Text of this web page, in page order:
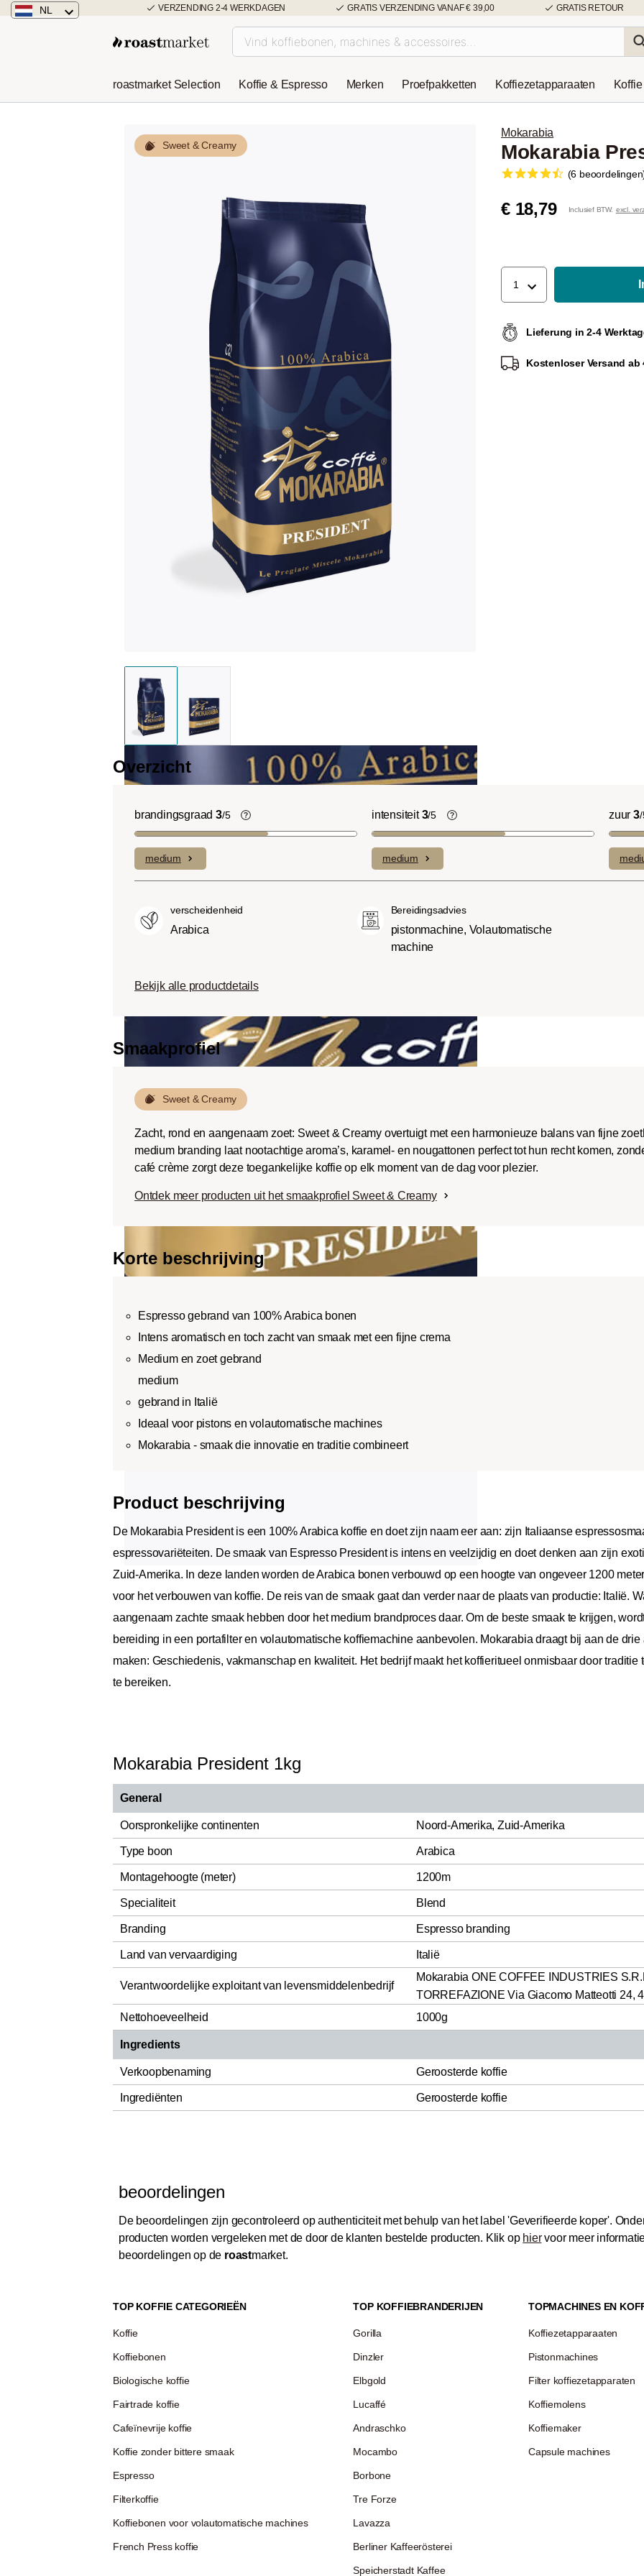
VERZENDING 2-4 WERKDAGEN GRATIS VERZENDING VANAF € 39,00 GRATIS RETOUR
NL
Österreich
roastmarket Selection Koffie & Espresso Merken Proefpakketten Koffiezetapparaaten
Sweet & Creamy
Mokarabia
Mokarabia
(6
€ 18,79 Inclusief BTW. excl.
1
Lieferung in 2-4
Kostenloser Versand
Overzicht
brandingsgraad 3/5
Light roast (licht Cinnamon Roast):
Uitgesproken fruitige smaken en
complexe zuren domineren met een
Medium roast (American of City
Iets zoeter en minder zuur dan
light roasts, met een evenwichtige
Chocoladezoete body met uitgesproken
een lage zuurgraad.
medium
intensiteit3/5
De individuele smaken van de
bonen bepalen de intensiteit van een
variëteit, die licht en delicaat (1) of
smaken.
medium
zuur 3/
verscheidenheid
Arabica
Bereidingsadvies
pistonmachine, Volautomatische
machine
Bekijk alle productdetails
Smaakprofiel
Sweet & Creamy
Zacht, rond en aangenaam zoet: Sweet & Creamy overtuigt met een harmonieuze balans van fijne
medium branding laat nootachtige aroma’s, karamel- en nougattonen perfect tot hun recht komen,
café crème zorgt deze toegankelijke koffie op elk moment van de dag voor plezier.
Ontdek meer producten uit het smaakprofiel Sweet & Creamy
Korte beschrijving
Espresso gebrand van 100% Arabica bonen
Intens aromatisch en toch zacht van smaak met een fijne crema
Medium en zoet gebrand
medium
gebrand in Italië
Ideaal voor pistons en volautomatische machines
Mokarabia - smaak die innovatie en traditie combineert
Product beschrijving
De Mokarabia President is een 100% Arabica koffie en doet zijn naam eer aan: zijn Italiaanse
espressovariëteiten. De smaak van Espresso President is intens en veelzijdig en doet denken aan zijn
Zuid-Amerika. In deze landen worden de Arabica bonen verbouwd op een hoogte van ongeveer 1200
voor het verbouwen van koffie. De reis van de smaak gaat dan verder naar de plaats van productie: Italië.
aangenaam zachte smaak hebben door het medium brandproces daar. Om de beste smaak te krijgen,
bereiding in een portafilter en volautomatische koffiemachine aanbevolen. Mokarabia draagt bij aan de
maken: Geschiedenis, vakmanschap en kwaliteit. Het bedrijf maakt het koffieritueel onmisbaar door
te bereiken.
Mokarabia President 1kg
General
Oorspronkelijke continenten Noord-Amerika, Zuid-Amerika
Type boon Arabica
Montagehoogte (meter) 1200m
Specialiteit Blend
Branding Espresso branding
Land van vervaardiging Italië
Verantwoordelijke exploitant van levensmiddelenbedrijf
Mokarabia ONE COFFEE INDUSTRIES
TORREFAZIONE Via Giacomo Matteotti 24,
Nettohoeveelheid
1000g
Ingredients
Verkoopbenaming Geroosterde koffie
Ingrediënten Geroosterde koffie
beoordelingen
De beoordelingen zijn gecontroleerd op authenticiteit met behulp van het label 'Geverifieerde koper'.
producten worden vergeleken met de door de klanten bestelde producten. Klik op hiervoor meer
beoordelingen op de roastmarket.
TOP KOFFIE CATEGORIEËN
Koffie
Koffiebonen
Biologische koffie
Fairtrade koffie
Cafeïnevrije koffie
Koffie zonder bittere smaak
Espresso
Filterkoffie
Koffiebonen voor volautomatische machines
French Press koffie
TOP KOFFIEBRANDERIJEN
Gorilla
Dinzler
Elbgold
Lucaffé
Andraschko
Mocambo
Borbone
Tre Forze
Lavazza
Berliner Kaffeerösterei
Speicherstadt Kaffee
TOPMACHINES EN
Koffiezetapparaaten
Pistonmachines
Filter koffiezetapparaten
Koffiemolens
Koffiemaker
Capsule machines